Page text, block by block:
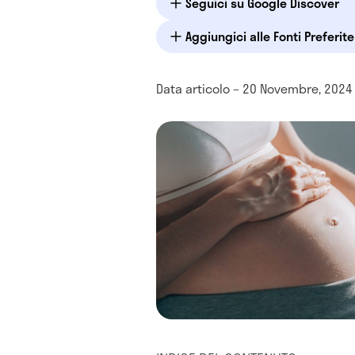
Aggiungici alle Fonti
Data articolo – 20 Novembre, 2024